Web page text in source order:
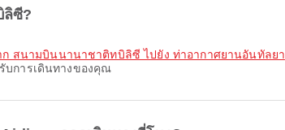
ลิซี?
ก สนามบินนานาชาติทบิลิซี ไปยัง ท่าอากาศยานอันทัลยา
บการเดินทางของคุณ